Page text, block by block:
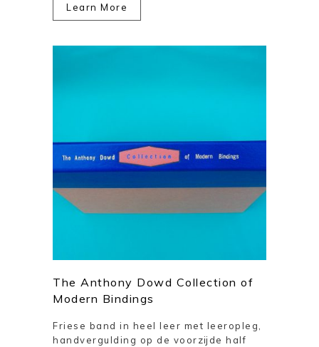
Learn More
The Anthony Dowd Collection of
Modern Bindings
Friese band in heel leer met leeropleg,
handvergulding op de voorzijde half